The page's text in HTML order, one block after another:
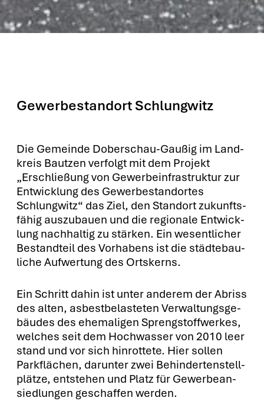
Gewerbestandort Schlungwitz
Die Gemein­de Dober­schau-Gau­ßig im Land­
kreis Baut­zen ver­folgt mit dem Pro­jekt
„Erschlie­ßung von Gewer­be­infra­struk­tur zur
Ent­wick­lung des Gewer­be­stand­or­tes
Schlung­witz“ das Ziel, den Stand­ort zukunfts­
fä­hig aus­zu­bau­en und die regio­na­le Ent­wick­
lung nach­hal­tig zu stär­ken. Ein wesent­li­cher
Bestand­teil des Vor­ha­bens ist die städ­te­bau­
li­che Auf­wer­tung des Orts­kerns.
Ein Schritt dahin ist unter ande­rem der Abriss
des alten, asbest­be­las­te­ten Ver­wal­tungs­ge­
bäu­des des ehe­ma­li­gen Spreng­stoff­wer­kes,
wel­ches seit dem Hoch­was­ser von 2010 leer
stand und vor sich hin­rot­te­te. Hier sol­len
Park­flä­chen, dar­un­ter zwei Behin­der­ten­stell­
plät­ze, ent­ste­hen und Platz für Gewer­be­an­
sied­lun­gen geschaf­fen wer­den.